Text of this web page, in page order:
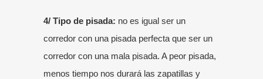
4/ Tipo de pisada: no es igual ser un
corredor con una pisada perfecta que ser un
corredor con una mala pisada. A peor pisada,
menos tiempo nos durará las zapatillas y